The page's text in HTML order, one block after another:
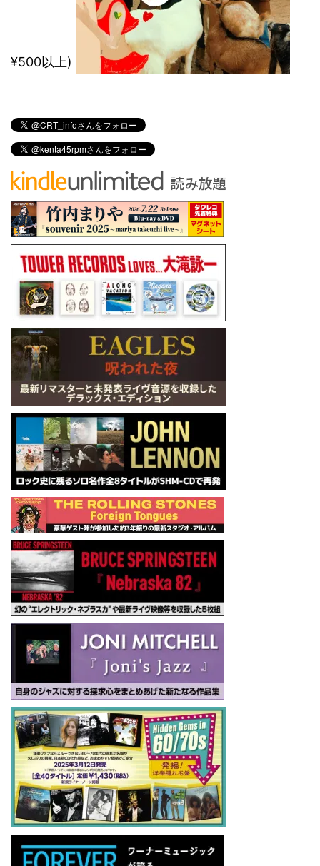
¥500以上)